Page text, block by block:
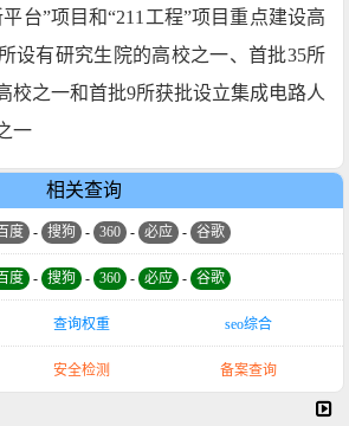
台”项目和“211工程”项目重点建设高
设有研究生院的高校之一、首批35所
校之一和首批9所获批设立集成电路人
一
相关查询
度 - 搜狗 - 360 - 必应 - 谷歌
度 - 搜狗 - 360 - 必应 - 谷歌
查询权重 seo综合
安全检测 备案查询